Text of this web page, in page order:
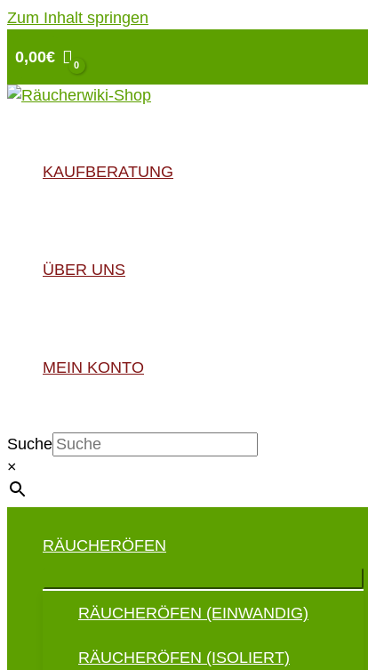
Zum Inhalt springen
0,00€
KAUFBERATUNG
ÜBER UNS
MEIN KONTO
Suche
×
RÄUCHERÖFEN
RÄUCHERÖFEN (EINWANDIG)
RÄUCHERÖFEN (ISOLIERT)